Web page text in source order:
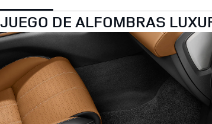
JUEGO DE ALFOMBRAS